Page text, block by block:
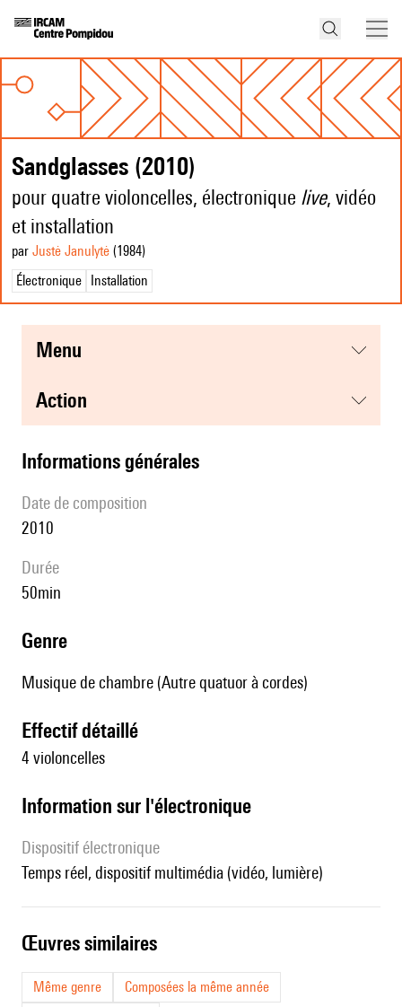
Sandglasses (2010)
pour quatre violoncelles, électronique live, vidéo
et installation
par Justė Janulytė (1984)
Électronique
Installation
menu
action
informations générales
date de composition
2010
durée
50min
genre
Musique de chambre (Autre quatuor à cordes)
effectif détaillé
4 violoncelles
Information sur l'électronique
Dispositif électronique
temps réel, dispositif multimédia (vidéo, lumière)
œuvres similaires
Même genre
Composées la même année